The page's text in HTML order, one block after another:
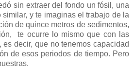
sin extraer del fondo un fósil, una
similar, y te imaginas el trabajo de la
de quince metros de sedimentos,
te ocurre lo mismo que con las
es decir, que no tenemos capacidad
de esos periodos de tiempo. Pero